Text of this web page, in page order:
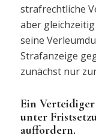
strafrechtliche
aber
seine
Strafanzeige
zunächst nur
Ein
unter
auffordern.